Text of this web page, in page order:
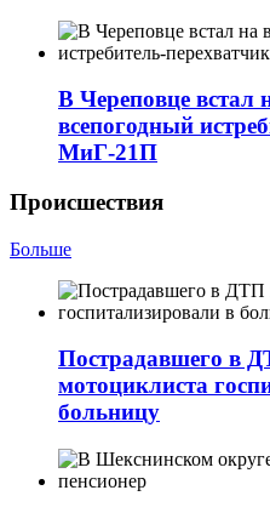
В Череповце встал
всепогодный
МиГ‑21П
Происшествия
Больше
Пострадавшего в
мотоциклиста
больницу